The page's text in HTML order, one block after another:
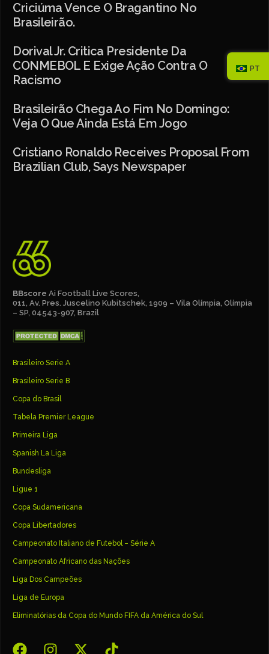
Criciúma Vence O Bragantino No
Brasileirão.
Dorival Jr. Critica Presidente Da
CONMEBOL E Exige Ação Contra O
Racismo
Brasileirão Chega Ao Fim No Domingo:
Veja O Que Ainda Está Em Jogo
Cristiano Ronaldo Receives Proposal From
Brazilian Club, Says Newspaper
BBscore Ai Football Live Scores,
011, Av. Pres. Juscelino Kubitschek, 1909 – Vila Olímpia, Olímpia
– SP, 04543-907, Brazil
Brasileiro Serie A
Brasileiro Serie B
Copa do Brasil
Tabela Premier League
Primeira Liga
Spanish La Liga
Bundesliga
Ligue 1
Copa Sudamericana
Copa Libertadores
Campeonato Italiano de Futebol – Série A
Campeonato Africano das Nações
Liga Dos Campeões
Liga de Europa
Eliminatórias da Copa do Mundo FIFA da América do Sul
PT